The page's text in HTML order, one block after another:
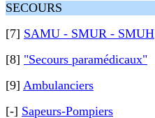
SECOURS
[7] SAMU - SMUR - SMUH
[8] "Secours paramédicaux"
[9] Ambulanciers
[-] Sapeurs-Pompiers